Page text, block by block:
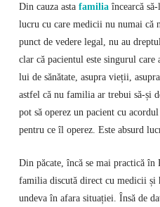
Din cauza asta familiaîncearcă
lucru cu care medicii nu numai că
punct de vedere legal, nu au
clar că pacientul este singurul care
lui de sănătate, asupra vieții,
astfel că nu familia ar trebui să-și
pot să operez un pacient cu
pentru ce îl operez. Este absurd
Din păcate, încă se mai practică în
familia discută direct cu medicii și
undeva în afara situației. Însă de